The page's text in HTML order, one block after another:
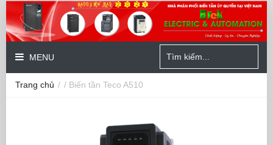
MENU
Trang chủ / / Biến tần Teco A510